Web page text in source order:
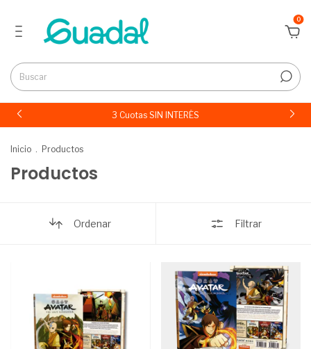
0
3 Cuotas SIN INTERÉS
Inicio . Productos
Productos
Ordenar Filtrar